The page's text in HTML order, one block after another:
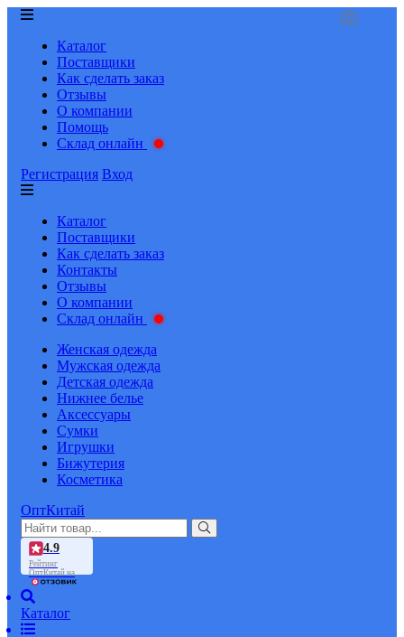
Каталог
Поставщики
Как сделать заказ
Отзывы
О компании
Помощь
Склад онлайн
Регистрация Вход
Каталог
Поставщики
Как сделать заказ
Контакты
Отзывы
О компании
Склад онлайн
Женская одежда
Мужская одежда
Детская одежда
Нижнее белье
Аксессуары
Сумки
Игрушки
Бижутерия
Косметика
ОптКитай
4.9
Рейтинг
ОптКитай на
Каталог